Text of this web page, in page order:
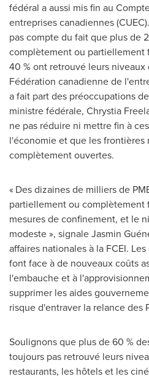
fédéral a aussi mis fin au
entreprises canadiennes
pas compte du fait que plus de
complètement ou partiellement
40 % ont retrouvé leurs
Fédération canadienne de
a fait part des préoccupations
ministre fédérale, Chrystia
ne pas réduire ni mettre fin à
l'économie et que les frontières
complètement ouvertes.
« Des dizaines de milliers de
partiellement ou complètement
mesures de confinement, et le
modeste », signale Jasmin
affaires nationales à la FCEI.
font face à de nouveaux coûts
l'embauche et à
supprimer les aides
risque d'entraver la relance des
Soulignons que plus de 60 %
toujours pas retrouvé leurs
restaurants, les hôtels et les